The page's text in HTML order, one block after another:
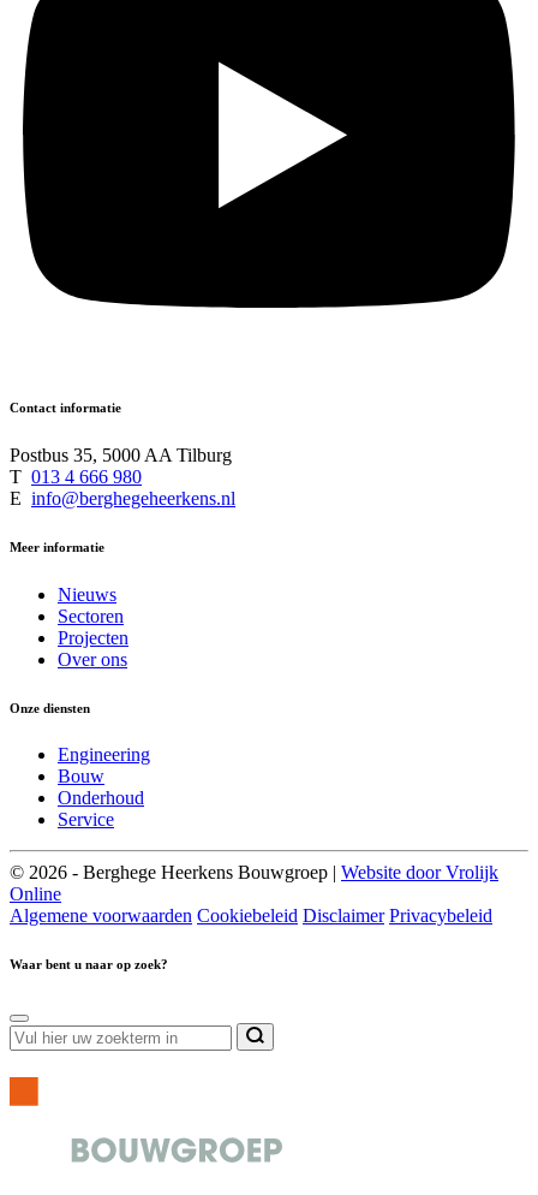
Contact informatie
Postbus 35, 5000 AA Tilburg
T 013 4 666 980
E info@berghegeheerkens.nl
Meer informatie
Nieuws
Sectoren
Projecten
Over ons
Onze diensten
Engineering
Bouw
Onderhoud
Service
© 2026 - Berghege Heerkens Bouwgroep | Website door Vrolijk
Online
Algemene voorwaarden Cookiebeleid Disclaimer Privacybeleid
Waar bent u naar op zoek?